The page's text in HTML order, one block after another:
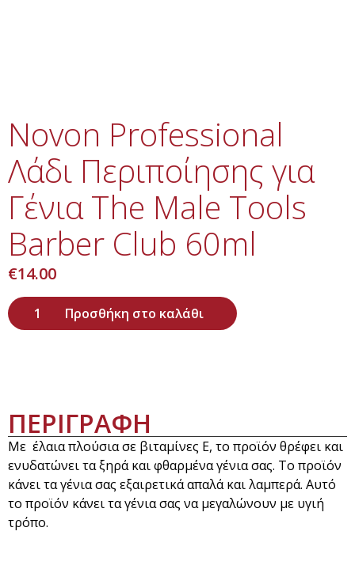
Novon Professional
Λάδι Περιποίησης για
Γένια The Male Tools
Barber Club 60ml
€14.00
Προσθήκη στο καλάθι
ΠΕΡΙΓΡΑΦΗ
Με έλαια πλούσια σε βιταμίνες Ε, το προϊόν θρέφει και
ενυδατώνει τα ξηρά και φθαρμένα γένια σας. Το προϊόν
κάνει τα γένια σας εξαιρετικά απαλά και λαμπερά. Αυτό
το προϊόν κάνει τα γένια σας να μεγαλώνουν με υγιή
τρόπο.